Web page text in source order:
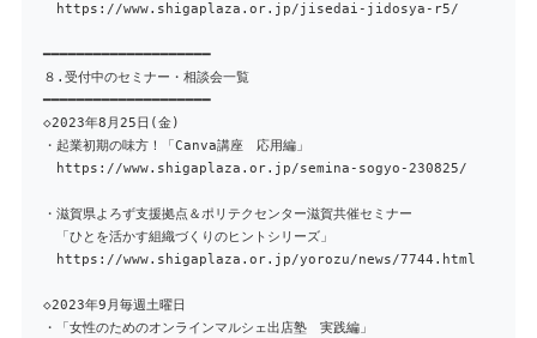
https://www.shigaplaza.or.jp/jisedai-jidosya-r5/
━━━━━━━━━━━━━━━━━━━━
８.受付中のセミナー・相談会一覧
━━━━━━━━━━━━━━━━━━━━
◇2023年8月25日(金)
・起業初期の味方！「Canva講座 応用編」
https://www.shigaplaza.or.jp/semina-sogyo-230825/
・滋賀県よろず支援拠点＆ポリテクセンター滋賀共催セミナー
「ひとを活かす組織づくりのヒントシリーズ」
https://www.shigaplaza.or.jp/yorozu/news/7744.html
◇2023年9月毎週土曜日
・「女性のためのオンラインマルシェ出店塾 実践編」